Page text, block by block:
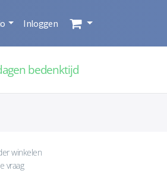
Inloggen
bedenktijd
winkelen
vraag